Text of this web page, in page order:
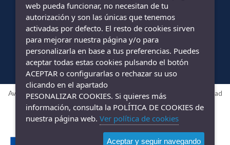
info@oviedocup.com
Aviso legal|Política de privacidad |Política de cookies
Accesibilidad
Diseño web :: ticmedia.es
web pueda funcionar, no necesitan de tu
autorización y son las únicas que tenemos
activadas por defecto. El resto de cookies sirven
para mejorar nuestra página y/o para
personalizarla en base a tus preferencias. Puedes
aceptar todas estas cookies pulsando el botón
ACEPTAR o configurarlas o rechazar su uso
clicando en el apartado
PESONALIZAR COOKIES. Si quieres más
información, consulta la POLÍTICA DE COOKIES de
nuestra página web. Ver política de cookies
Aceptar y seguir navegando